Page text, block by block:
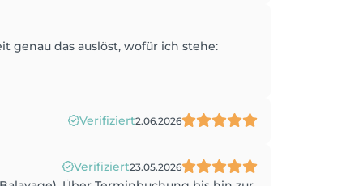
genau das auslöst, wofür ich stehe:
Verifiziert2.06.2026
Verifiziert23.05.2026